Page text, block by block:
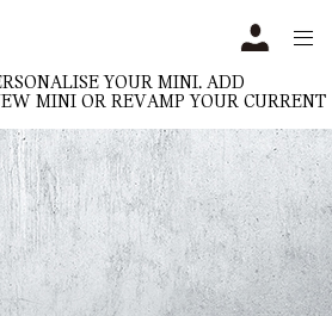
YOUR MINI. ADD
MINI OR REVAMP YOUR CURRENT